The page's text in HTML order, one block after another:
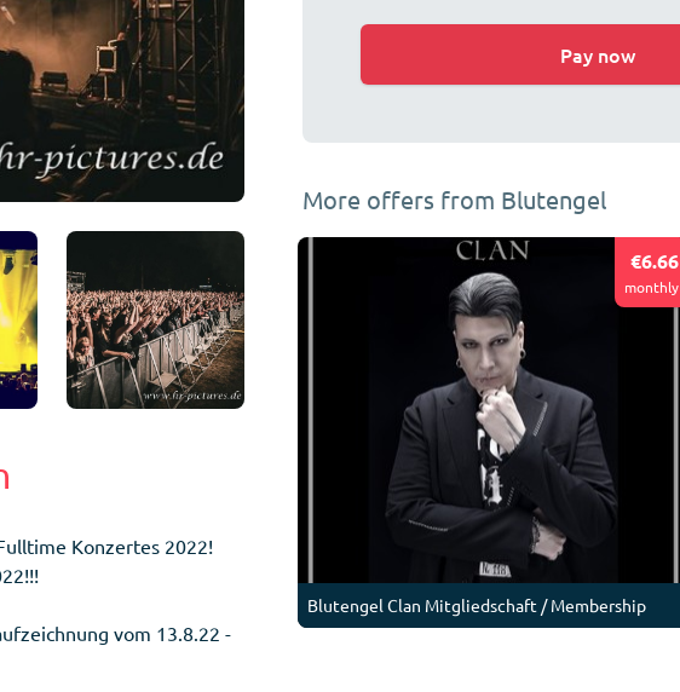
Konzertes 2022!
vom 13.8.22 -
Pay now
More offers from Blutengel
€6.66
monthly
Blutengel Clan Mitgliedschaft / Membership